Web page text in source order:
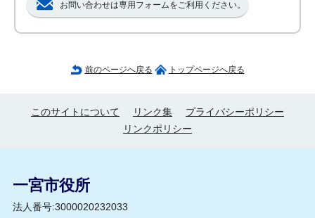
お問い合わせは専用フォームをご利用ください。
前のページへ戻る トップページへ戻る
このサイトについて リンク集
プライバシーポリシー
リンクポリシー
一宮市役所
法人番号:3000020232033